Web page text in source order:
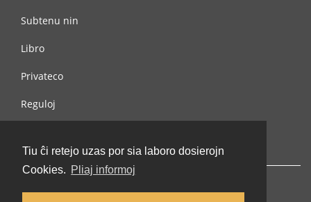
Tiu ĉi retejo uzas por sia laboro dosierojn
Cookies. Pliaj informoj
Subtenu nin
Libro
Privateco
Reguloj